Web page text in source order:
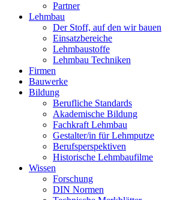
Partner
Lehmbau
Der Stoff, auf den wir bauen
Einsatzbereiche
Lehmbaustoffe
Lehmbau Techniken
Firmen
Bauwerke
Bildung
Berufliche Standards
Akademische Bildung
Fachkraft Lehmbau
Gestalter/in für Lehmputze
Berufsperspektiven
Historische Lehmbaufilme
Wissen
Forschung
DIN Normen